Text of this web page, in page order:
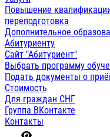
Повышение
переподготовка
Дополнительное
Абитуриенту
Сайт "Абитуриент"
Выбрать программу
Подать документы о
Стоимость
Для граждан СНГ
Группа ВКонтакте
Контакты